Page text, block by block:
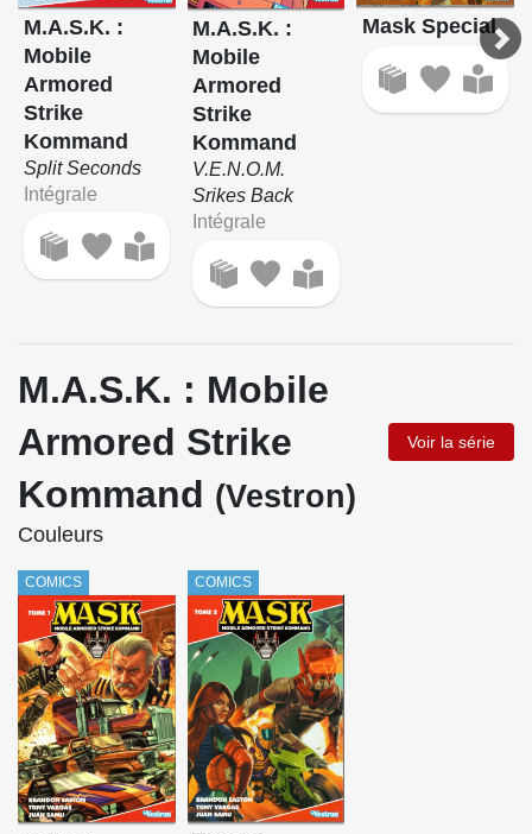
M.A.S.K. :
Mobile
Armored
Strike
Kommand
Split Seconds
Intégrale
M.A.S.K. :
Mobile
Armored
Strike
Kommand
V.E.N.O.M.
Srikes Back
Intégrale
Mask Special
M.A.S.K. : Mobile
Armored Strike
Kommand (Vestron)
Voir la série
Couleurs
COMICS COMICS